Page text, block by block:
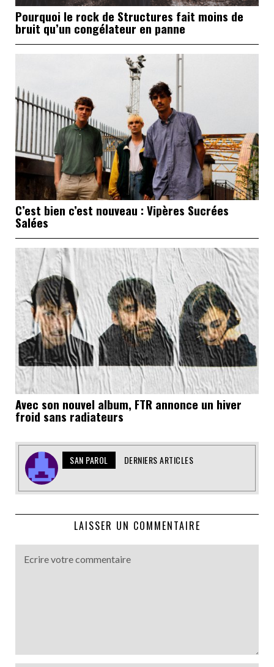
Pourquoi le rock de Structures fait moins de
bruit qu’un congélateur en panne
C’est bien c’est nouveau : Vipères Sucrées
Salées
Avec son nouvel album, FTR annonce un hiver
froid sans radiateurs
SAN PAROL DERNIERS ARTICLES
LAISSER UN COMMENTAIRE